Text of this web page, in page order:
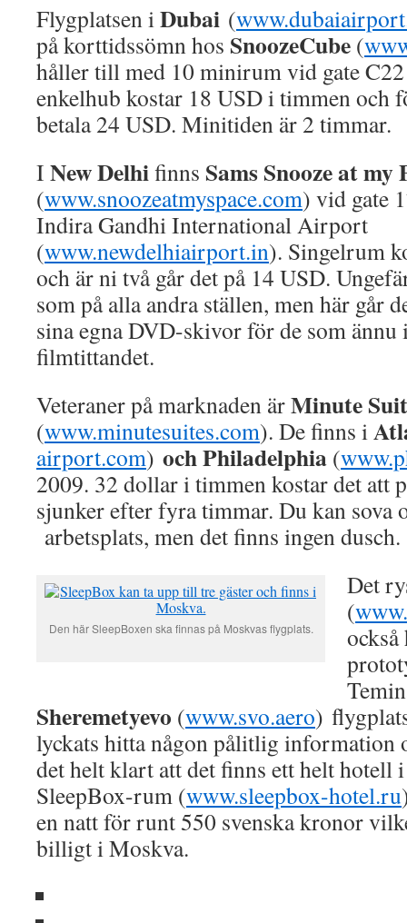
Flygplatsen iDubai (
på korttidssömn hos SnoozeCube (
håller till med 10 minirum vid gate
enkelhub kostar 18 USD i timmen och
betala 24 USD. Minitiden är 2 timmar.
I New Delhifinns Sams Snooze at my
(www.snoozeatmyspace.com) vid gate
Indira Gandhi International Airport
(www.newdelhiairport.in). Singelrum
och är ni två går det på 14 USD.
som på alla andra ställen, men här går
sina egna DVD-skivor för de som ännu
filmtittandet.
Veteraner på marknaden ärMinute
(www.minutesuites.com). De finns i
airport.com) och Philadelphia (
2009. 32 dollar i timmen kostar det att
sjunker efter fyra timmar. Du kan sova
arbetsplats, men det finns ingen dusch.
Den här SleepBoxen ska finnas på Moskvas flygplats.
Det
(
också
Sheremetyevo (www.svo.aero)
lyckats hitta någon pålitlig information
det helt klart att det finns ett helt hotell
SleepBox-rum (www.sleepbox-hotel.ru
en natt för runt 550 svenska kronor
billigt i Moskva.